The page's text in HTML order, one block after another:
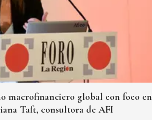
macrofinanciero global con foco en
Taft, consultora de AFI